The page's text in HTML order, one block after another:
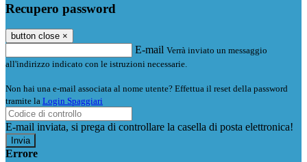
Recupero password
button close ×
E-mail Verrà inviato un messaggio
all'indirizzo indicato con le istruzioni necessarie.
Non hai una e-mail associata al nome utente? Effettua il reset della password
tramite la Login Spaggiari
E-mail inviata, si prega di controllare la casella di posta elettronica!
Errore